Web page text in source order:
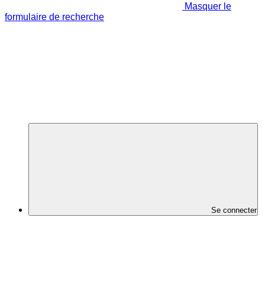
Masquer le
formulaire de recherche
Se connecter